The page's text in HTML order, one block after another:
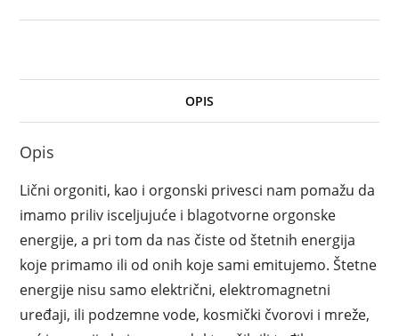
OPIS
Opis
Lični orgoniti, kao i orgonski privesci nam pomažu da
imamo priliv isceljujuće i blagotvorne orgonske
energije, a pri tom da nas čiste od štetnih energija
koje primamo ili od onih koje sami emitujemo. Štetne
energije nisu samo električni, elektromagnetni
uređaji, ili podzemne vode, kosmički čvorovi i mreže,